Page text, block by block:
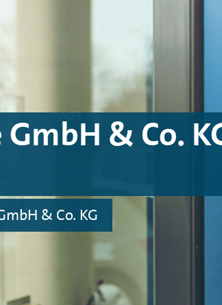
& Co.
& Co. KG